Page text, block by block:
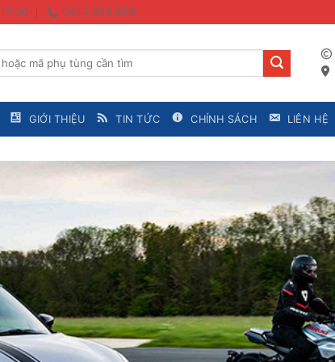
0944.689.689
GIỚI THIỆU TIN TỨC CHÍNH SÁCH LIÊN HỆ